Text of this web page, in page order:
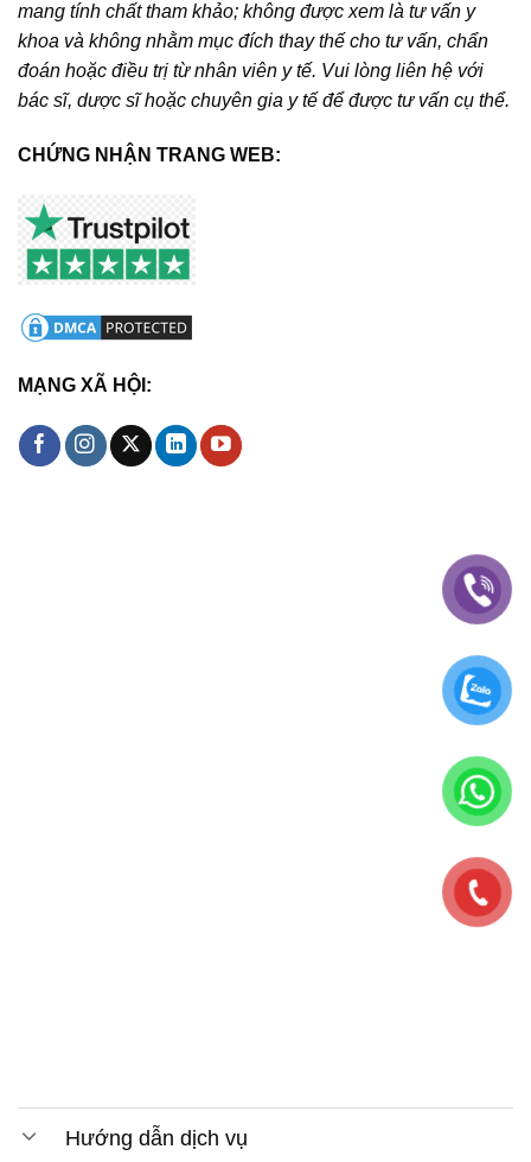
mang tính chất tham khảo; không được xem là tư vấn y
khoa và không nhằm mục đích thay thế cho tư vấn, chẩn
đoán hoặc điều trị từ nhân viên y tế. Vui lòng liên hệ với
bác sĩ, dược sĩ hoặc chuyên gia y tế để được tư vấn cụ thể.
CHỨNG NHẬN TRANG WEB:
MẠNG XÃ HỘI:
Hướng dẫn dịch vụ